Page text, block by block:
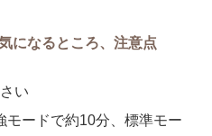
になるところ、注意点
い
モードで約10分、標準モー